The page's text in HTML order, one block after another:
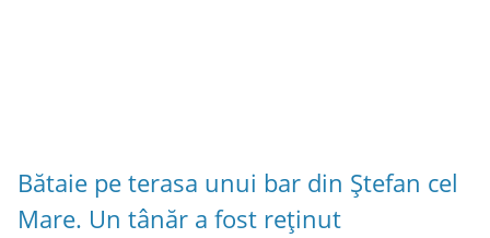
Bătaie pe terasa unui bar din Ștefan cel
Mare. Un tânăr a fost reținut